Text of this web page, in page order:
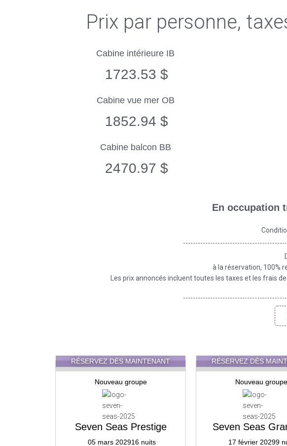
Prix par personne,
Cabine intérieure IB
1723.53 $
Cabine vue mer OB
1852.94 $
Cabine balcon BB
2470.97 $
En occupation
à la réservation, 100%
Les prix annoncés incluent toutes les taxes et les frais
RÉSERVEZ DÈS MAINTENANT
Nouveau groupe
Seven Seas Prestige
05 mars 202916 nuits
RÉSERVEZ DÈS
Nouveau groupe
Seven Seas
17 février 20299